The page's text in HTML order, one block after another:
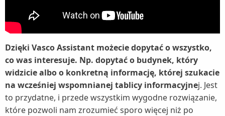
Dzięki Vasco Assistant możecie dopytać o wszystko,
co was interesuje. Np. dopytać o budynek, który
widzicie albo o konkretną informację, której szukacie
na wcześniej wspomnianej tablicy informacyjnej. Jest
to przydatne, i przede wszystkim wygodne rozwiązanie,
które pozwoli nam zrozumieć sporo więcej niż po